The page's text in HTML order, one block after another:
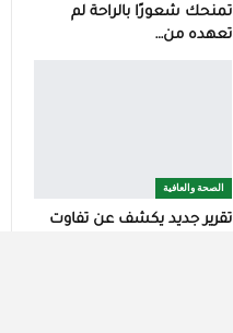
تمنحك شعورًا بالراحة لم
تعهده من…
الصحة والعافية
تقرير جديد يكشف عن تفاوت